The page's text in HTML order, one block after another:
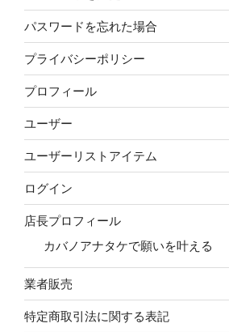
パスワードを忘れた場合
プライバシーポリシー
プロフィール
ユーザー
ユーザーリストアイテム
ログイン
店長プロフィール
カバノアナタケで願いを叶える
業者販売
特定商取引法に関する表記